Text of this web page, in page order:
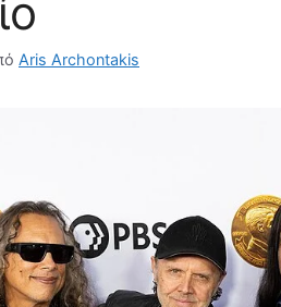
Aris Archontakis